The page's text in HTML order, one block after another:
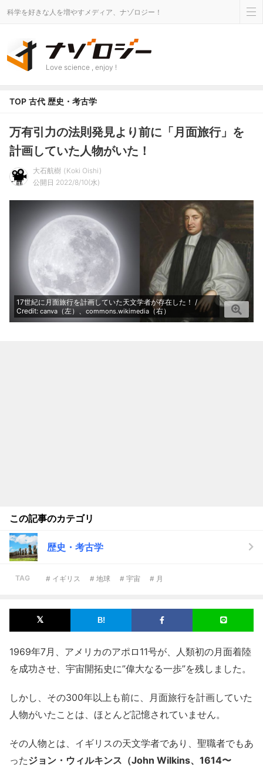
科学を好きな人を増やすメディア、ナゾロジー！
Love science , enjoy !
TOP 古代 歴史・考古学
万有引力の法則発見より前に「月面旅行」を
計画していた人物がいた！
大石航樹
Koki Oishi
公開日 2022/8/10(水)
17世紀に月面旅行を計画していた天文学者が存在した！ /
Credit: canva （左）、 commons.wikimedia （右）
この記事のカテゴリ
歴史・考古学
TAG # イギリス # 地球 # 宇宙 # 月
1969年7月、アメリカのアポロ11号が、人類初の月面着陸
を成功させ、宇宙開拓史に”偉大なる一歩”を残しました。
しかし、その300年以上も前に、月面旅行を計画していた
人物がいたことは、ほとんど記憶されていません。
その人物とは、イギリスの天文学者であり、聖職者でもあ
ったジョン・ウィルキンス（John Wilkins、1614〜